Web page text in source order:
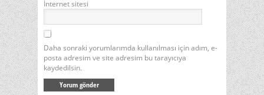
İnternet sitesi
Daha sonraki yorumlarımda kullanılması için adım, e-
posta adresim ve site adresim bu tarayıcıya
kaydedilsin.